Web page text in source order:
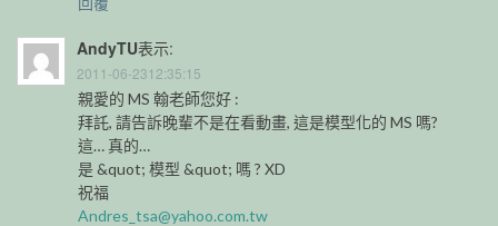
AndyTU表示:
2011-06-2312:35:15
親愛的 MS 翰老師您好 :
拜託, 請告訴晚輩不是在看動畫, 這是模型化的 MS 嗎?
這… 真的…
是 &quot; 模型 &quot; 嗎 ? XD
祝福
Andres_tsa@yahoo.com.tw